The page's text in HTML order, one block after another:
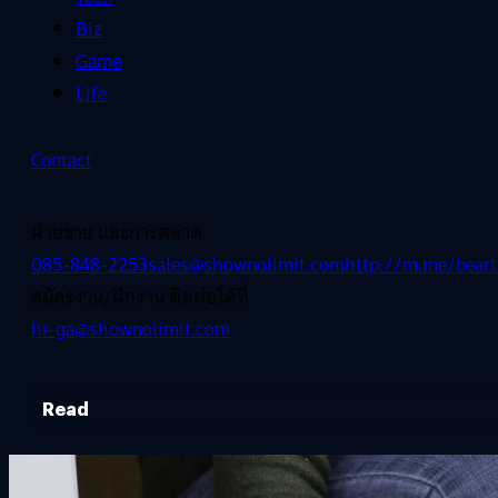
Biz
Game
Life
Contact
ฝ่ายขาย และการตลาด
085-848-2253sales@shownolimit.comhttp://m.me/
สมัครงาน/ฝึกงาน ติดต่อได้ที่
hr-ga@shownolimit.com
Read